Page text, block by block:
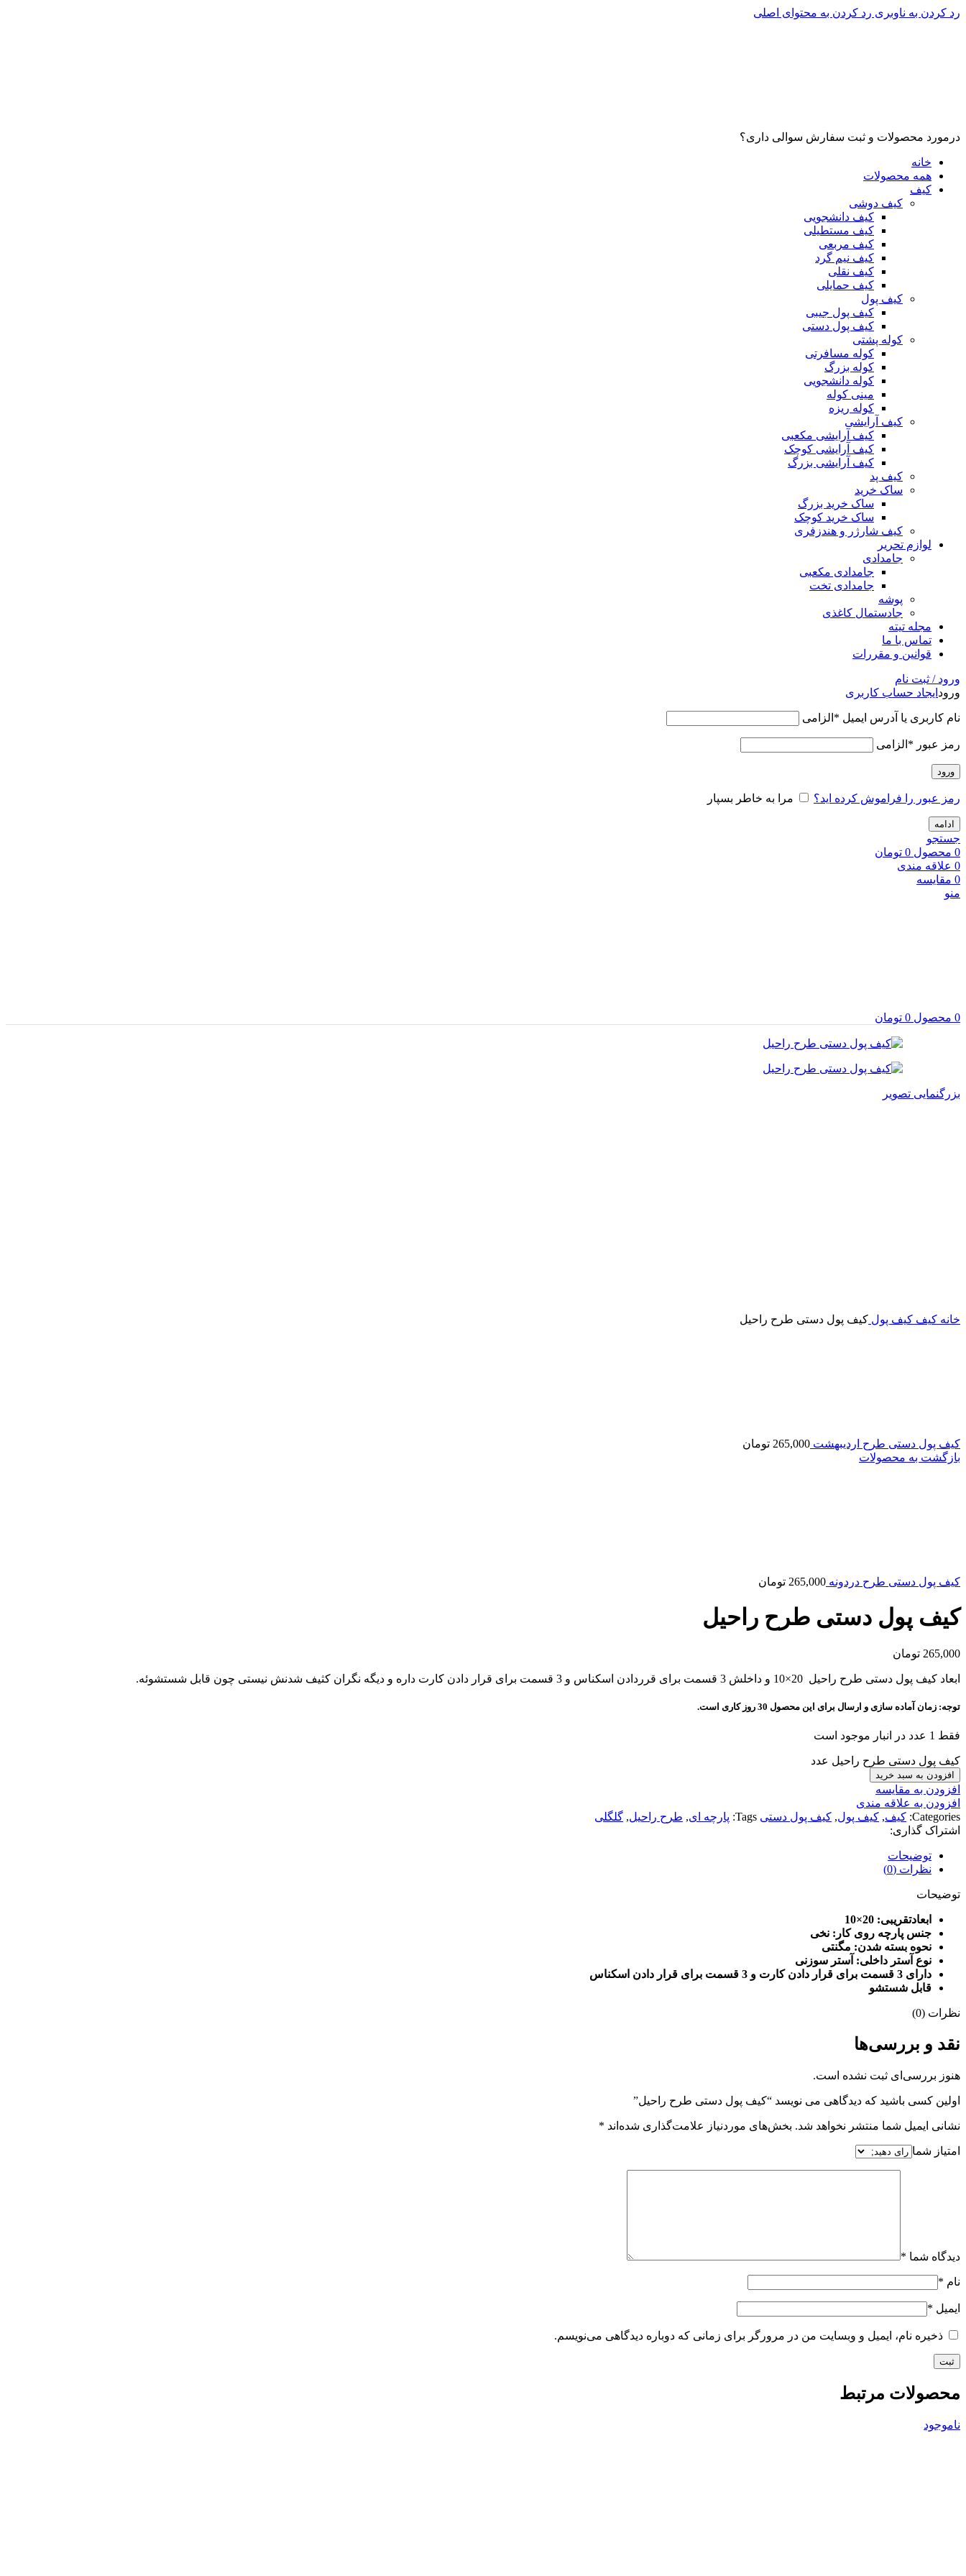
رد کردن به ناوبری رد کردن به محتوای اصلی
درمورد محصولات و ثبت سفارش سوالی داری؟
خانه
همه محصولات
کیف
کیف دوشی
کیف دانشجویی
کیف مستطیلی
کیف مربعی
کیف نیم گرد
کیف نقلی
کیف حمایلی
کیف پول
کیف پول جیبی
کیف پول دستی
کوله پشتی
کوله مسافرتی
کوله بزرگ
کوله دانشجویی
مینی کوله
کوله ریزه
کیف آرایشی
کیف آرایشی مکعبی
کیف آرایشی کوچک
کیف آرایشی بزرگ
کیف پد
ساک خرید
ساک خرید بزرگ
ساک خرید کوچک
کیف شارژر و هندزفری
لوازم تحریر
جامدادی
جامدادی مکعبی
جامدادی تخت
پوشه
جادستمال کاغذی
مجله تیته
تماس با ما
قوانین و مقررات
ورود / ثبت نام
ورود ایجاد حساب کاربری
نام کاربری یا آدرس ایمیل * الزامی
رمز عبور * الزامی
ورود
رمز عبور را فراموش کرده اید؟ مرا به خاطر بسپار
ادامه
جستجو
0 محصول 0 تومان
0 علاقه مندی
0 مقایسه
منو
0 محصول 0 تومان
بزرگنمایی تصویر
خانه کیف کیف پول کیف پول دستی طرح راحیل
کیف پول دستی طرح اردیبهشت 265,000 تومان
بازگشت به محصولات
کیف پول دستی طرح دردونه 265,000 تومان
کیف پول دستی طرح راحیل
265,000 تومان
ابعاد کیف پول دستی طرح راحیل 20×10 و داخلش 3 قسمت برای قرردادن اسکناس و 3 قسمت برای قرار دادن کارت داره و دیگه نگران کثیف شدنش نیستی چون قابل شستشوئه.
توجه: زمان آماده سازی و ارسال برای این محصول 30 روز کاری است.
فقط 1 عدد در انبار موجود است
کیف پول دستی طرح راحیل عدد
افزودن به سبد خرید
افزودن به مقایسه
افزودن به علاقه مندی
Categories: کیف, کیف پول, کیف پول دستی Tags: پارچه ای, طرح راحیل, گلگلی
اشتراک گذاری:
توضیحات
نظرات (0)
توضیحات
ابعادتقریبی: 20×10
جنس پارچه روی کار: نخی
نحوه بسته شدن: مگنتی
نوع آستر داخلی: آستر سوزنی
دارای 3 قسمت برای قرار دادن کارت و 3 قسمت برای قرار دادن اسکناس
قابل شستشو
نظرات (0)
نقد و بررسی‌ها
هنوز بررسی‌ای ثبت نشده است.
اولین کسی باشید که دیدگاهی می نویسد “کیف پول دستی طرح راحیل”
نشانی ایمیل شما منتشر نخواهد شد. بخش‌های موردنیاز علامت‌گذاری شده‌اند *
امتیاز شما
دیدگاه شما *
نام *
ایمیل *
ذخیره نام، ایمیل و وبسایت من در مرورگر برای زمانی که دوباره دیدگاهی می‌نویسم.
محصولات مرتبط
ناموجود